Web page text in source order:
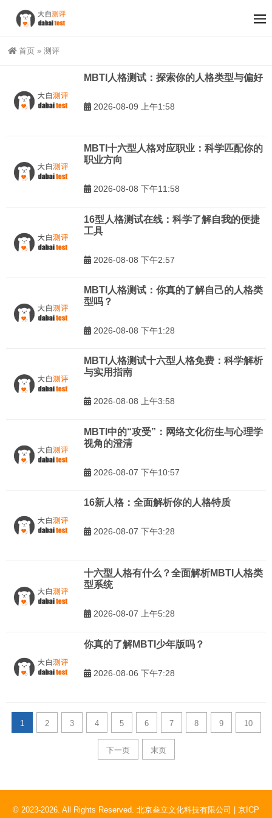
首页 » 测评
MBTI人格测试：探索你的人格类型与偏好
2026-08-09 上午1:58
MBTI十六型人格对应职业：科学匹配你的
职业方向
2026-08-08 下午11:58
16型人格测试在线：科学了解自我的便捷
工具
2026-08-08 下午2:57
MBTI人格测试：你真的了解自己的人格类
型吗？
2026-08-08 下午1:28
MBTI人格测试十六型人格免费：科学解析
与实用指南
2026-08-08 上午3:58
MBTI中的“攻受”：网络文化衍生与心理学
视角的澄清
2026-08-07 下午10:57
16新人格：全面解析你的人格特质
2026-08-07 下午3:28
十六型人格有什么？全面解析MBTI人格类
型系统
2026-08-07 上午5:28
你真的了解MBTI少年版吗？
2026-08-06 下午7:28
1 2 3 4 5 6 7 8 9 10
下一页 末页
© 2023-2026. All Rights Reserved. 北京叁立文化科技有限公司 | 京ICP